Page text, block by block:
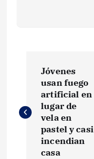
v
Jóvenes
usan fuego
artificial en
lugar de
vela en
pastel y casi
incendian
casa